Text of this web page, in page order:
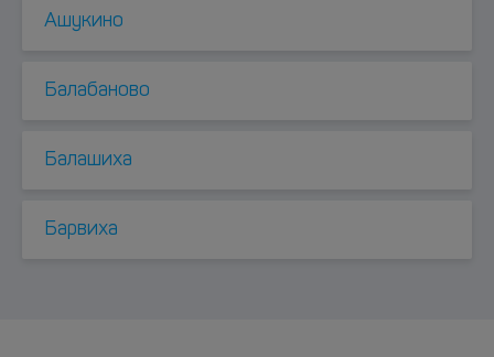
Ашукино
Балабаново
Балашиха
Барвиха